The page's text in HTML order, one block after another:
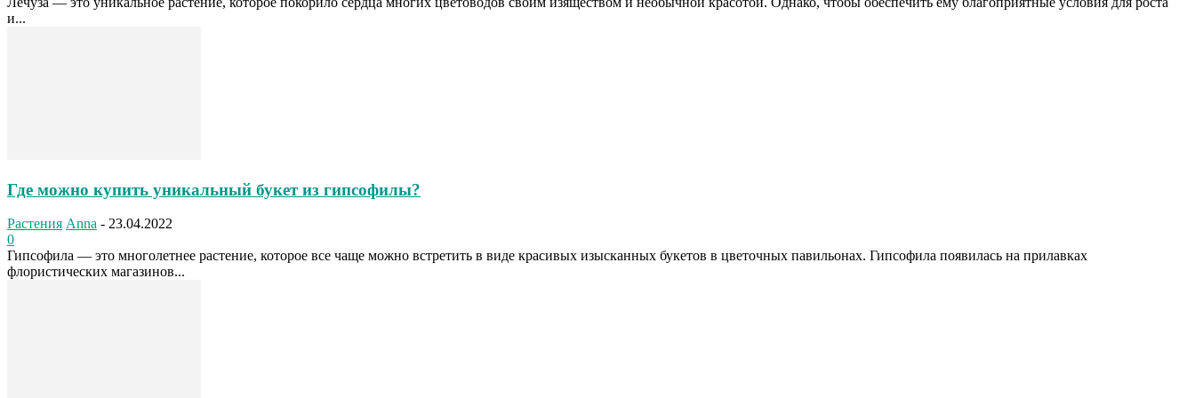
и...
Где можно купить уникальный букет из гипсофилы?
Растения Anna - 23.04.2022
0
Гипсофила — это многолетнее растение, которое все чаще можно встретить в виде красивых изысканных букетов в цветочных павильонах. Гипсофила появилась на прилавках
флористических магазинов...